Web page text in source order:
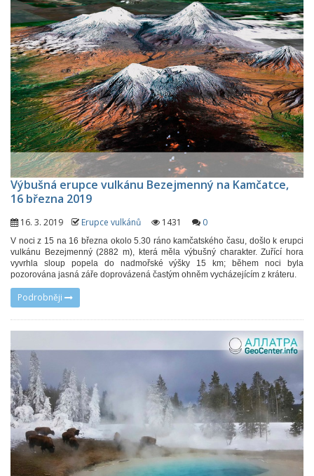
Výbušná erupce vulkánu Bezejmenný na Kamčatce,
16 března 2019
16. 3. 2019 Erupce vulkánů 1431 0
V noci z 15 na 16 března okolo 5.30 ráno kamčatského času, došlo k erupci
vulkánu Bezejmenný (2882 m), která měla výbušný charakter. Zuřící hora
vyvrhla sloup popela do nadmořské výšky 15 km; během noci byla
pozorována jasná záře doprovázená častým ohněm vycházejícím z kráteru.
Podrobněji